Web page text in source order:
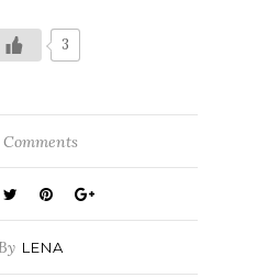
3
Comments
LENA